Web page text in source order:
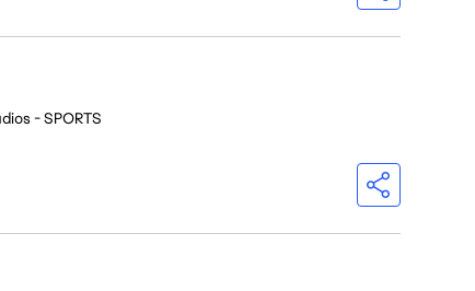
- SPORTS